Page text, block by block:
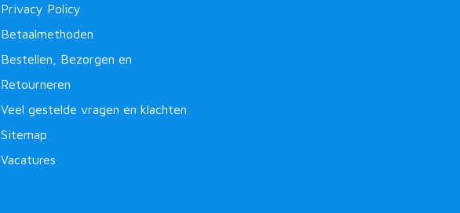
Privacy Policy
Betaalmethoden
Bestellen, Bezorgen en
Retourneren
Veel gestelde vragen en klachten
Sitemap
Vacatures